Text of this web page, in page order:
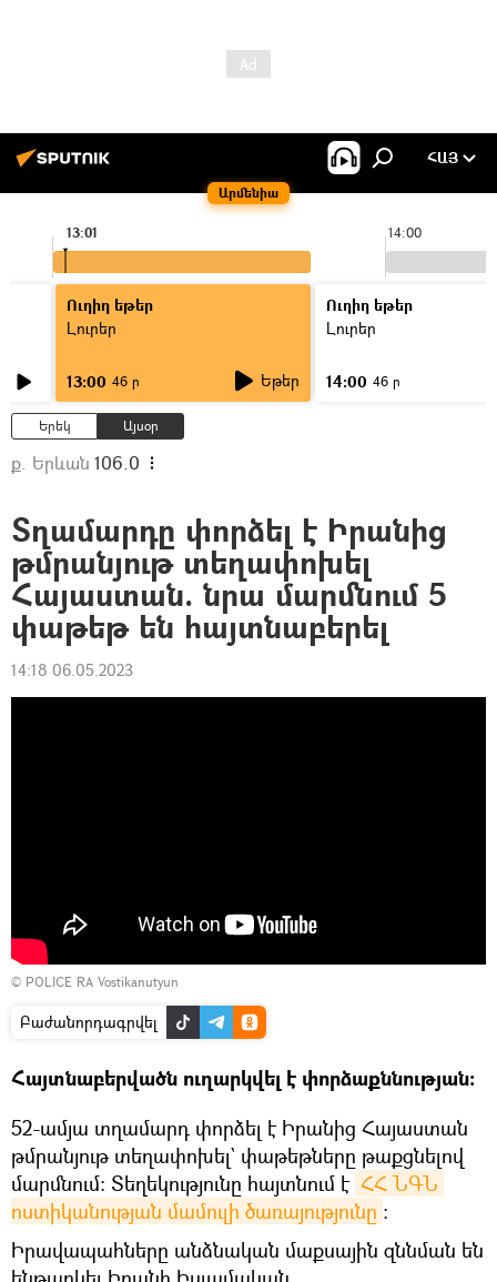
Արմենիա
ՀԱՅ
14:00
13:01
Ուղիղ եթեր
Լուրեր
13:00 46 ր Եթեր
Ուղիղ եթեր
Լուրեր
14:00 46 ր
Երեկ Այսօր
ք. Երևան 106.0
Տղամարդը փորձել է Իրանից
թմրանյութ տեղափոխել
Հայաստան. նրա մարմնում 5
փաթեթ են հայտնաբերել
14:18 06.05.2023
© POLICE RA Vostikanutyun
Բաժանորդագրվել
Հայտնաբերվածն ուղարկվել է փորձաքննության։
52-ամյա տղամարդ փորձել է Իրանից Հայաստան
թմրանյութ տեղափոխել` փաթեթները թաքցնելով
մարմնում։ Տեղեկությունը հայտնում է ՀՀ ՆԳՆ
ոստիկանության մամուլի ծառայությունը ։
Իրավապահները անձնական մաքսային զննման են